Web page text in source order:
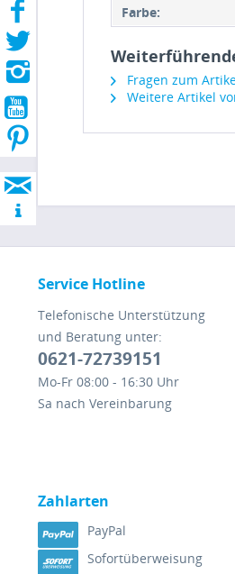
Farbe:
Fragen zum
Weitere Artikel
Service Hotline
Telefonische Unterstützung
und Beratung unter:
0621-72739151
Mo-Fr 08:00 - 16:30 Uhr
Sa nach Vereinbarung
Zahlarten
PayPal
Sofortüberweisung